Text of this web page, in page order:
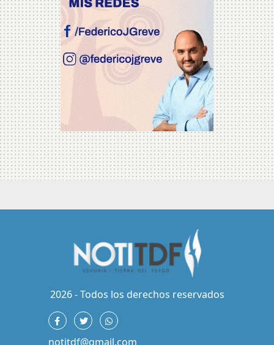
2026 - Todos los derechos reservados
notitdf@gmail.com